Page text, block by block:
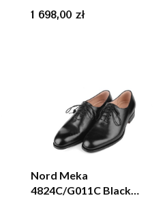
Oxford
Cena
1 698,00 zł
Nord Meka
4824C/G011C Black